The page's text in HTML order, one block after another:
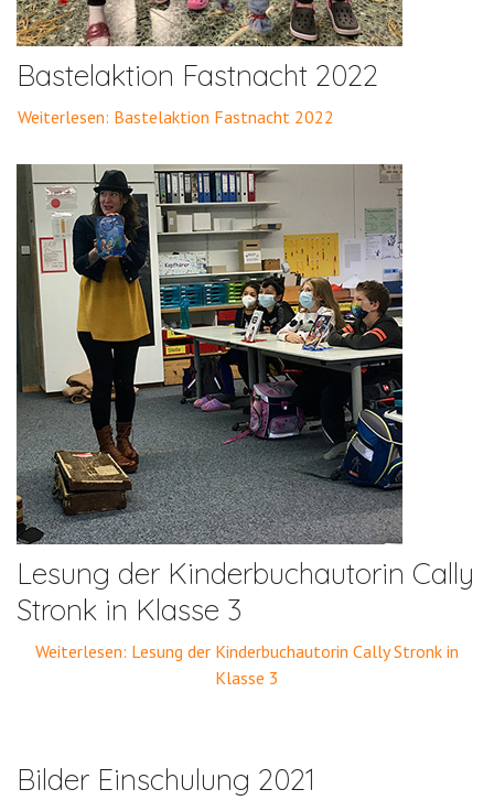
Bastelaktion Fastnacht 2022
Weiterlesen: Bastelaktion Fastnacht 2022
Lesung der Kinderbuchautorin Cally
Stronk in Klasse 3
Weiterlesen: Lesung der Kinderbuchautorin Cally Stronk in
Klasse 3
Bilder Einschulung 2021